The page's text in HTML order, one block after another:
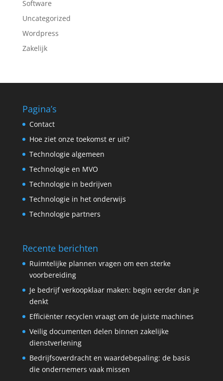
Software
Uncategorized
Wordpress
Zakelijk
Pagina’s
Contact
Hoe ziet onze toekomst er uit?
Technologie algemeen
Technologie en MVO
Technologie in bedrijven
Technologie in het onderwijs
Technologie partners
Recente berichten
Ruimtelijke plannen vragen om een sterke
voorbereiding
Je bedrijf verkoopklaar maken: begin eerder dan je
denkt
Efficiënter recyclen vraagt om de juiste machines
Veilig documenten delen binnen zakelijke
dienstverlening
Bedrijfsoverdracht en waardebepaling: de basis
die ondernemers vaak missen